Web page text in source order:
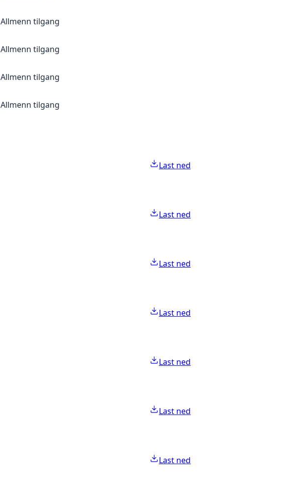
Allmenn tilgang
Allmenn tilgang
Allmenn tilgang
Allmenn tilgang
Last ned
Last ned
Last ned
Last ned
Last ned
Last ned
Last ned